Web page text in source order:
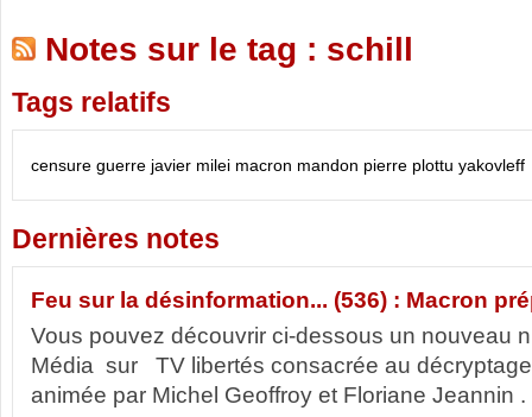
Notes sur le tag : schill
Tags relatifs
censure guerre javier milei macron mandon pierre plottu yakovleff
Dernières notes
Feu sur la désinformation... (536) : Macron
Vous pouvez découvrir ci-dessous un nouveau
Média sur TV libertés consacrée au
animée par Michel Geoffroy et Floriane Jeannin